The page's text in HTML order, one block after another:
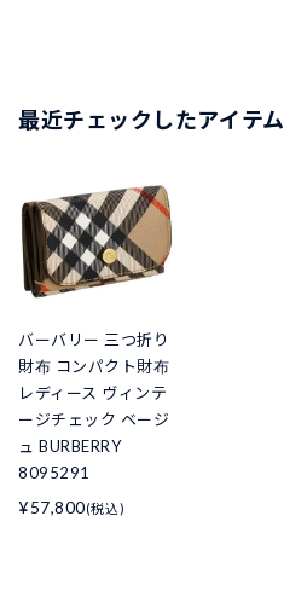
最近チェックしたアイテム
バーバリー 三つ折り
財布 コンパクト財布
レディース ヴィンテ
ージチェック ベージ
ュ BURBERRY
8095291
¥57,800(税込)